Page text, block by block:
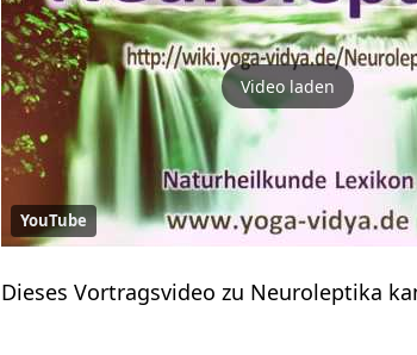
Video laden
YouTube
Dieses Vortragsvideo zu Neuroleptika